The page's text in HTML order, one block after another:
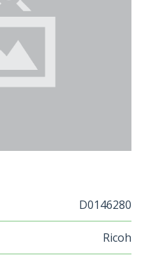
D0146280
Ricoh